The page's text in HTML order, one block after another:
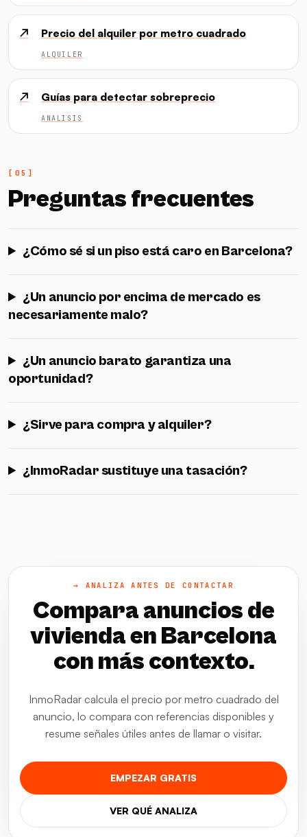
↗ Precio del alquiler por metro cuadrado
ALQUILER
↗ Guías para detectar sobreprecio
ANALISIS
Preguntas frecuentes
¿Cómo sé si un piso está caro en Barcelona?
¿Un anuncio por encima de mercado es
necesariamente malo?
¿Un anuncio barato garantiza una
oportunidad?
¿Sirve para compra y alquiler?
¿InmoRadar sustituye una tasación?
→ ANALIZA ANTES DE CONTACTAR
Compara anuncios de
vivienda en Barcelona
con más contexto.
InmoRadar calcula el precio por metro cuadrado del
anuncio, lo compara con referencias disponibles y
resume señales útiles antes de llamar o visitar.
EMPEZAR GRATIS
VER QUÉ ANALIZA